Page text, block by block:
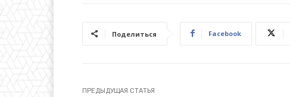
Поделиться Facebook
ПРЕДЫДУЩАЯ СТАТЬЯ